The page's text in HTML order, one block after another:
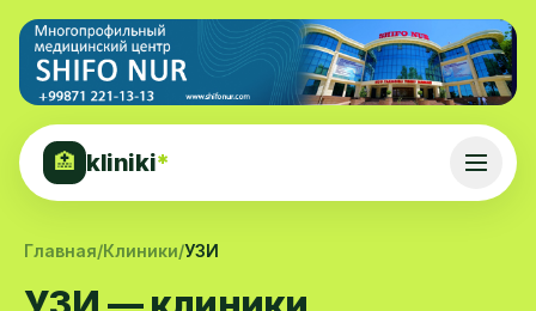
🏥 kliniki*
Главная/Клиники/УЗИ